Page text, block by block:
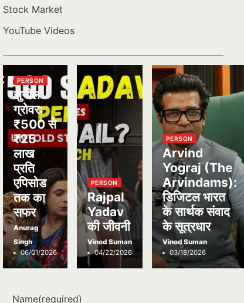
Stock Market
YouTube Videos
PERSON
सुनील
ग्रोवर:
₹500 से
₹25
लाख
प्रति
एपिसोड
तक का
सफर
Anurag
Singh
06/01/2026
PERSON
Rajpal
Yadav
की जीवनी
Vinod Suman
04/22/2026
PERSON
Arvind
Yograj (The
Arvindams):
डिजिटल भारत
के सार्थक संवाद
के सूत्रधार
Vinod Suman
03/18/2026
Name(required)